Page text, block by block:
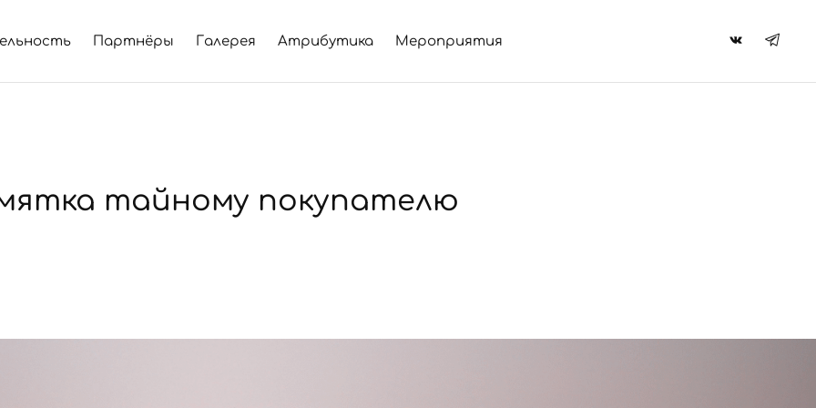
Партнёры Галерея Атрибутика Мероприятия
тайному покупателю